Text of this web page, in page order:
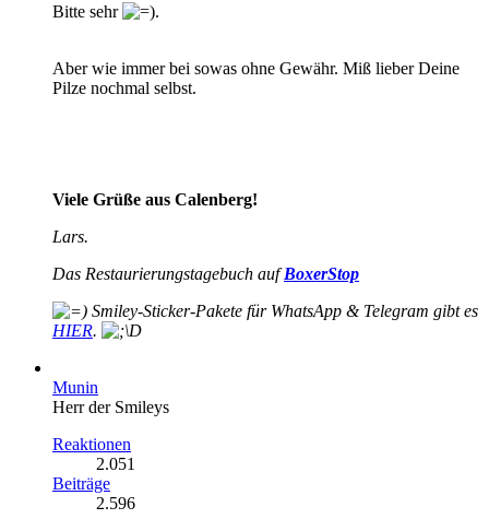
Bitte sehr
.
Aber wie immer bei sowas ohne Gewähr. Miß lieber Deine
Pilze nochmal selbst.
Viele Grüße aus Calenberg!
Lars.
Das Restaurierungstagebuch aufBoxerStop
Smiley-Sticker-Pakete für WhatsApp & Telegram gibt es
HIER.
Munin
Herr der Smileys
Reaktionen
2.051
Beiträge
2.596